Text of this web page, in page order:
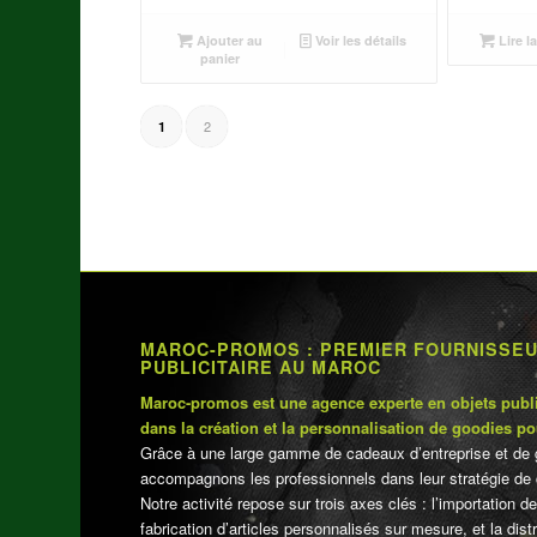
initial
actuel
Ajouter au
panier
Voir les détails Lire
1 2
MAROC-PROMOS : PREMIER
PUBLICITAIRE AU MAROC
Maroc-promos est une agence experte en objets
dans la création et la personnalisation de goodies
Grâce à une large gamme de cadeaux d’entreprise et
accompagnons les professionnels dans leur stratégie de
Notre activité repose sur trois axes clés : l’importation
fabrication d’articles personnalisés sur mesure, et la